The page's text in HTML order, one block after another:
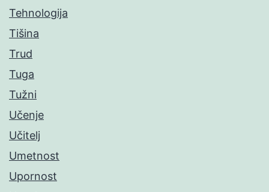
Tehnologija
Tišina
Trud
Tuga
Tužni
Učenje
Učitelj
Umetnost
Upornost